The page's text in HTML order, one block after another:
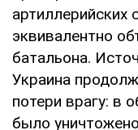
артиллерийских
эквивалентно
батальона.
Украина
потери врагу: в
было